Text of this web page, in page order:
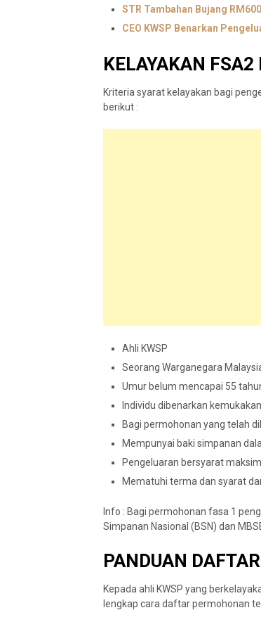
STR Tambahan Bujang
CEO KWSP Benarkan
KELAYAKAN FSA2
Kriteria syarat kelayakan bagi
berikut :
Ahli KWSP
Seorang Warganegara
Umur belum mencapai 55
Individu dibenarkan
Bagi permohonan yang telah
Mempunyai baki simpanan
Pengeluaran bersyarat
Mematuhi terma dan syarat
Info : Bagi permohonan fasa 1
Simpanan Nasional (BSN) dan
PANDUAN
Kepada ahli KWSP yang
lengkap cara daftar permohonan